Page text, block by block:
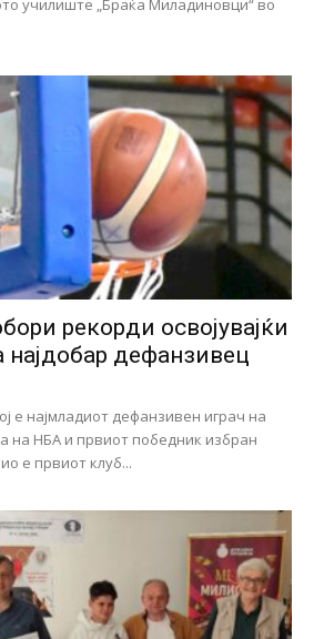
училиште „Браќа Миладиновци“ во
рекорди освојувајќи
најдобар дефанзивец
е најмладиот дефанзивен играч на
на НБА и првиот победник избран
е првиот клуб...